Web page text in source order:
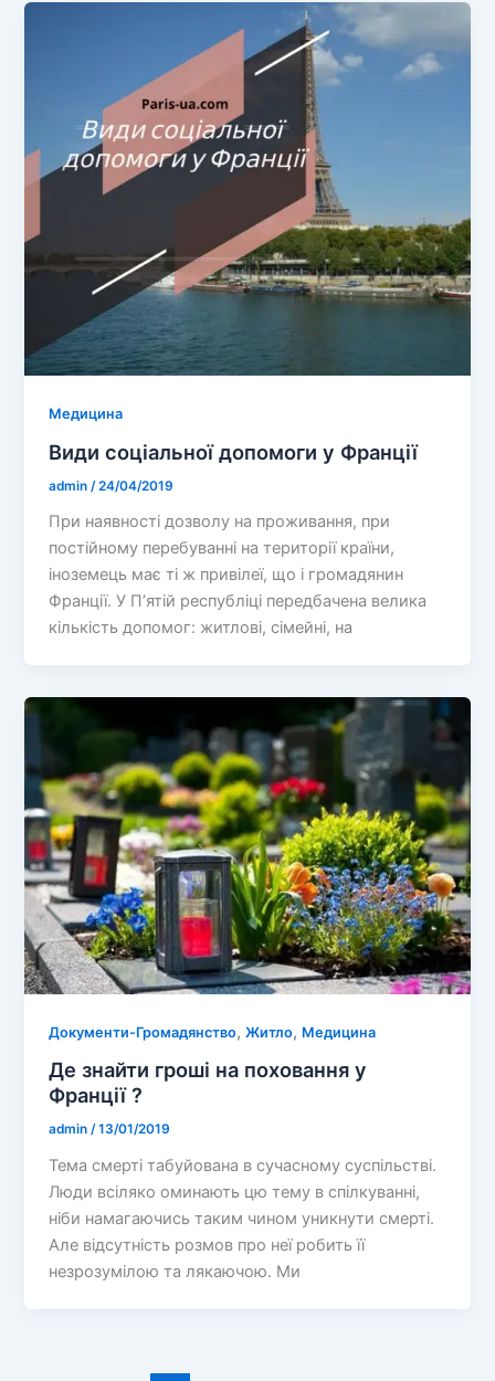
Медицина
Види соціальної допомоги у Франції
admin /24/04/2019
При наявності дозволу на проживання, при
постійному перебуванні на території країни,
іноземець має ті ж привілеї, що і громадянин
Франції. У П’ятій республіці передбачена велика
кількість допомог: житлові, сімейні, на
Документи-Громадянство,Житло, Медицина
Де знайти гроші на поховання у
Франції ?
admin/13/01/2019
Тема смерті табуйована в сучасному суспільстві.
Люди всіляко оминають цю тему в спілкуванні,
ніби намагаючись таким чином уникнути смерті.
Але відсутність розмов про неї робить її
незрозумілою та лякаючою. Ми